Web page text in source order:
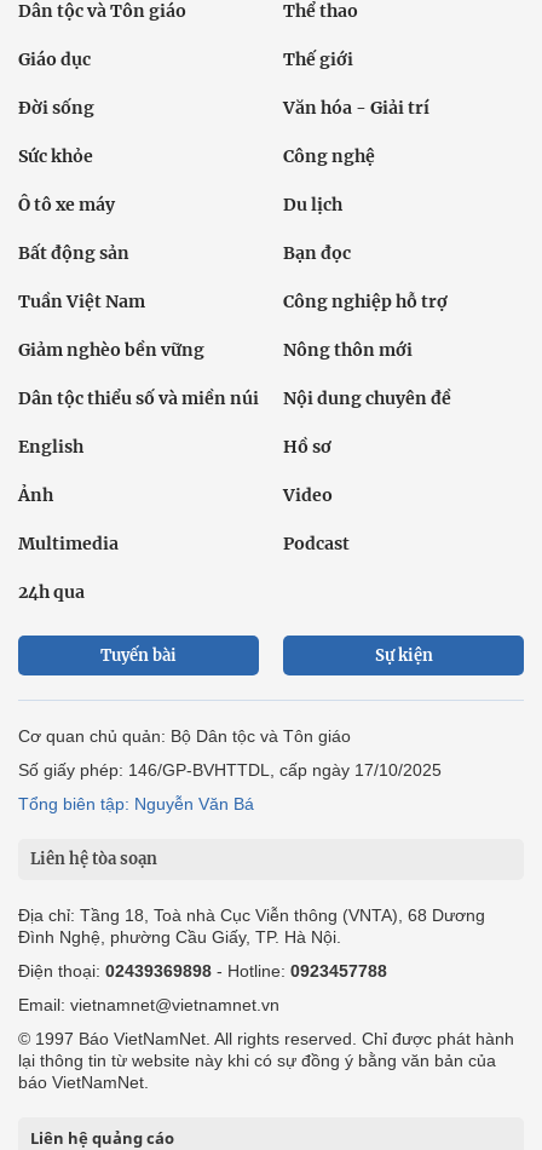
Dân tộc và Tôn giáo Thể thao
Giáo dục Thế giới
Đời sống Văn hóa - Giải trí
Sức khỏe Công nghệ
Ô tô xe máy Du lịch
Bất động sản Bạn đọc
Tuần Việt Nam Công nghiệp hỗ trợ
Giảm nghèo bền vững Nông thôn mới
Dân tộc thiểu số và miền núi Nội dung chuyên đề
English Hồ sơ
Ảnh Video
Multimedia Podcast
24h qua
Tuyến bài Sự kiện
Cơ quan chủ quản: Bộ Dân tộc và Tôn giáo
Số giấy phép: 146/GP-BVHTTDL, cấp ngày 17/10/2025
Tổng biên tập: Nguyễn Văn Bá
Liên hệ tòa soạn
Địa chỉ: Tầng 18, Toà nhà Cục Viễn thông (VNTA), 68 Dương
Đình Nghệ, phường Cầu Giấy, TP. Hà Nội.
Điện thoại: 02439369898 - Hotline: 0923457788
Email: vietnamnet@vietnamnet.vn
© 1997 Báo VietNamNet. All rights reserved. Chỉ được phát hành
lại thông tin từ website này khi có sự đồng ý bằng văn bản của
báo VietNamNet.
Liên hệ quảng cáo